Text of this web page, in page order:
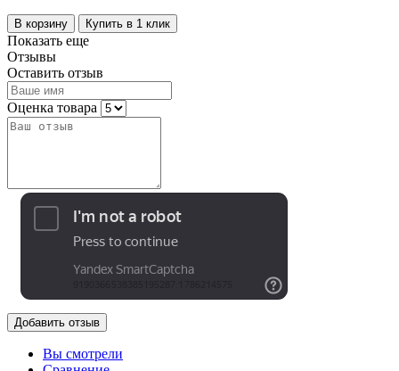
В корзину Купить в 1 клик
Показать еще
Отзывы
Оставить отзыв
Оценка товара
Добавить отзыв
Вы смотрели